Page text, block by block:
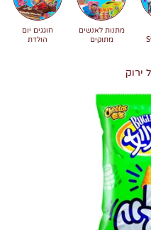
מתנות לאנשים
מתוקים
חוגגים יום
הולדת
ירוק